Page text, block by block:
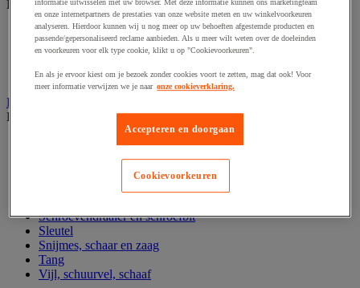
Bekijk de hele productgroep
Assortimentsdoos en gereedschapkoffer
Gereedschapskist en opbergtas
Verrijdbare werktafel
Handgereedschap
Bekijk de hele productgroep
Bankschroef, extractor en klem
Schroevendraaier en schroefbit
Sleutel
Snijmes, schaar en zaag
Tang
Vijl, schuurvel, schaaf
informatie uitwisselen met uw browser. Met deze informatie kunnen ons marketingteam
en onze internetpartners de prestaties van onze website meten en uw winkelvoorkeuren
analyseren. Hierdoor kunnen wij u nog meer op uw behoeften afgestemde producten en
passende/gepersonaliseerd reclame aanbieden. Als u meer wilt weten over de doeleinden
en voorkeuren voor elk type cookie, klikt u op "Cookievoorkeuren".
En als je ervoor kiest om je bezoek zonder cookies voort te zetten, mag dat ook! Voor
meer informatie verwijzen we je naar onze cookieverklaring.
Accepteren en doorgaan
Cookievoorkeuren